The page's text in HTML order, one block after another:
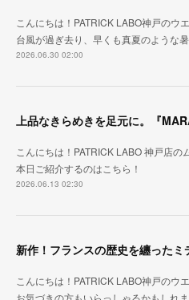
こんにちは！PATRICK LABO神戸のウエ
台風が過ぎ去り、早くも真夏のような
2026.06.30 02:00
こんにちは！PATRICK LABO 神戸店の
本日ご紹介するのはこちら！
2026.06.13 02:30
こんにちは！PATRICK LABO神戸のウエ
お気づきの方もいらっしゃるかもしれ